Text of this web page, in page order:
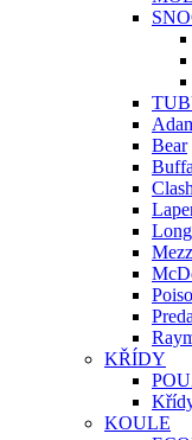
Bear
Clash
Mezz
KŘÍDY
KOULE